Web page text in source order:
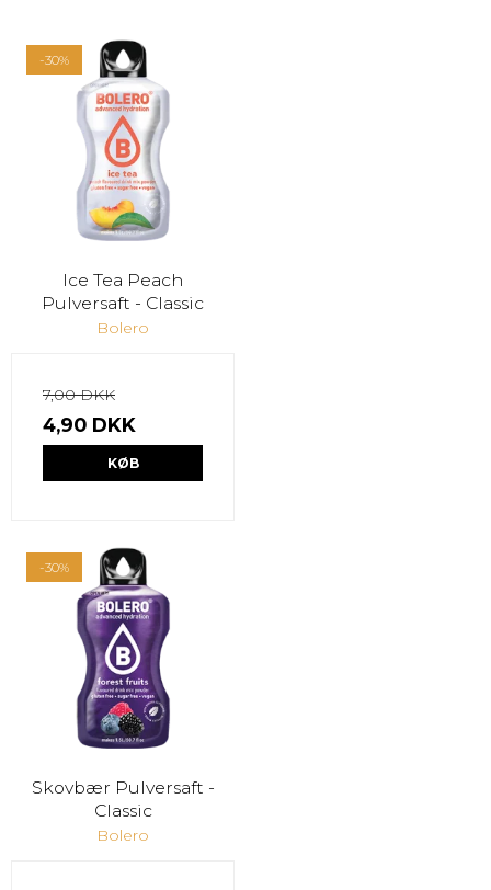
-30%
Ice Tea Peach
Pulversaft - Classic
Bolero
7,00 DKK
4,90 DKK
KØB
-30%
Skovbær Pulversaft -
Classic
Bolero